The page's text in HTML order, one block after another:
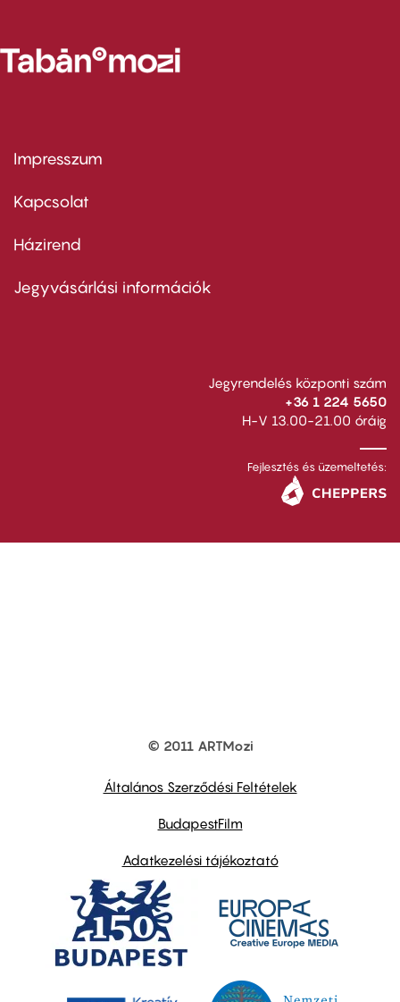
Footer
first
Impresszum
Kapcsolat
Footer
second
Házirend
Jegyvásárlási információk
Jegyrendelés központi szám
+36 1 224 5650
H-V 13.00-21.00 óráig
Fejlesztés és üzemeltetés:
© 2011 ARTMozi
Általános Szerződési Feltételek
BudapestFilm
Adatkezelési tájékoztató